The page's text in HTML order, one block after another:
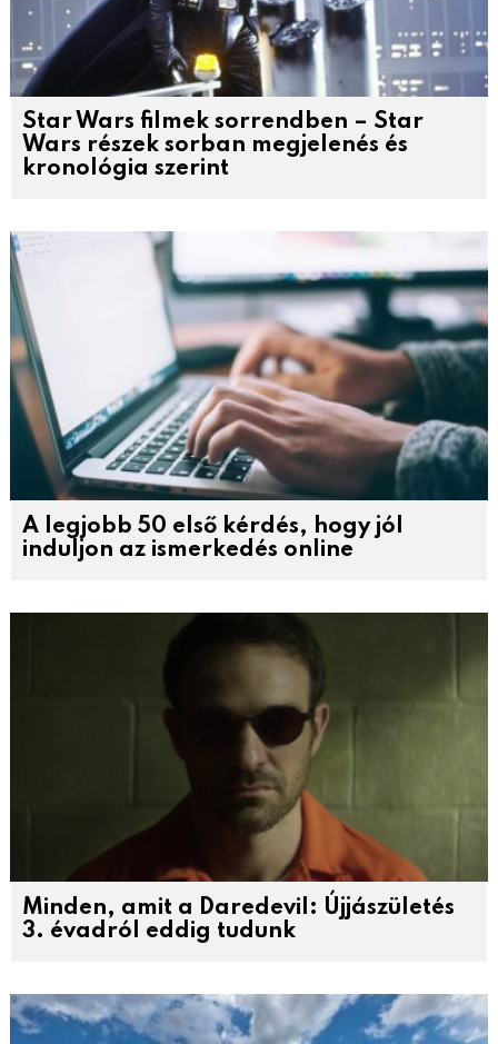
Star Wars filmek sorrendben – Star
Wars részek sorban megjelenés és
kronológia szerint
A legjobb 50 első kérdés, hogy jól
induljon az ismerkedés online
Minden, amit a Daredevil: Újjászületés
3. évadról eddig tudunk